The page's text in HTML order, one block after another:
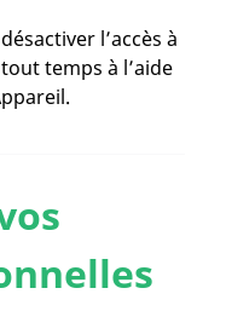
l’accès à
temps à l’aide